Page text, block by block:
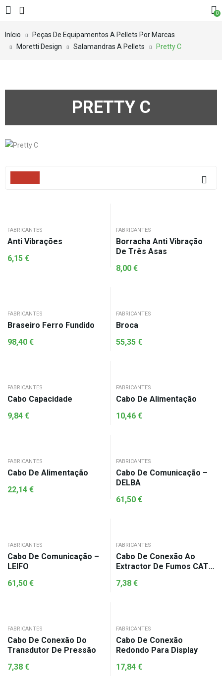
0
Início
Peças De Equipamentos A Pellets Por Marcas
Moretti Design
Salamandras A Pellets Pretty C
PRETTY C
FABRICANTES
Anti Vibrações
6,15 €
FABRICANTES
Borracha Anti Vibração
De Três Asas
8,00 €
FABRICANTES
Braseiro Ferro Fundido
98,40 €
FABRICANTES
Broca
55,35 €
FABRICANTES
Cabo Capacidade
9,84 €
FABRICANTES
Cabo De Alimentação
10,46 €
FABRICANTES
Cabo De Alimentação
22,14 €
FABRICANTES
Cabo De Comunicação –
DELBA
61,50 €
FABRICANTES
Cabo De Comunicação –
LEIFO
61,50 €
FABRICANTES
Cabo De Conexão Ao
Extractor De Fumos CAT-
7,38 €
FABRICANTES
Cabo De Conexão Do
Transdutor De Pressão
7,38 €
FABRICANTES
Cabo De Conexão
Redondo Para Display
17,84 €